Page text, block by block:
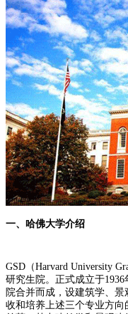
一、哈佛大学介绍
GSD（Harvard University
研究生院。正式成立于
院合并而成，设建筑学、
收和培养上述三个专业方向